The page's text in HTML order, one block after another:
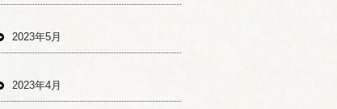
2023年5月
2023年4月